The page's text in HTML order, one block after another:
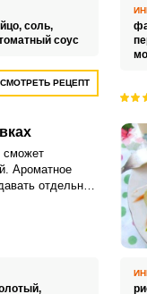
соль,
соус
СМОТРЕТЬ РЕЦЕПТ
сможет
Ароматное
отдельно,